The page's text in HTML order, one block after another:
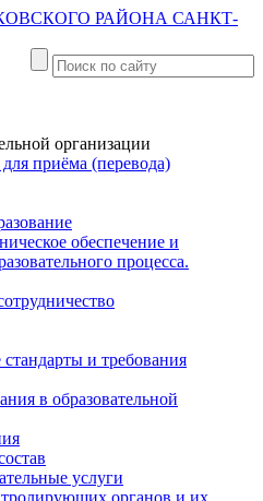
РАЙОНА САНКТ-
организации
приёма (перевода)
обеспечение и
процесса.
и требования
в образовательной
услуги
органов и их